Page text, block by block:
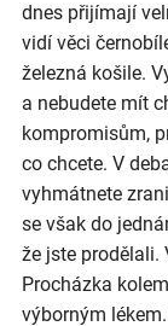
dnes přijímají
vidí věci
železná košile.
a nebudete mít
kompromisům,
co chcete. V
vyhmátnete
se však do
že jste prodělali.
Procházka
výborným